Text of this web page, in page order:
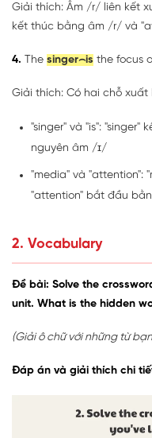
Giải thích: Âm /r/ liên kết
kết thúc bằng âm /r/ và
4. The singer⌢is the focus
Giải thích: Có hai chỗ
"singer" và "is":
nguyên âm /ɪ/
"media" và "attention":
"attention" bắt đầu
2. Vocabulary
Đề bài: Solve the
unit. What is the hidden
(Giải ô chữ với những từ
Đáp án và giải thích chi